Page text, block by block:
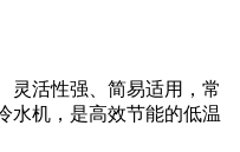
灵活性强、简易适用，常
水机，是高效节能的低温